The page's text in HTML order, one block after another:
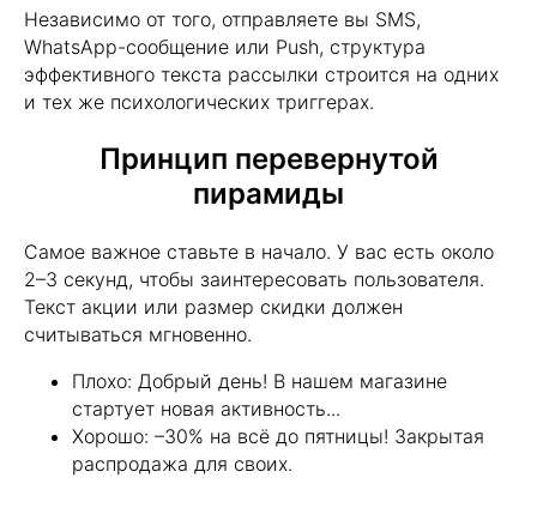
Независимо от того, отправляете вы SMS,
WhatsApp-сообщение или Push, структура
эффективного текста рассылки строится на одних
и тех же психологических триггерах.
Принцип перевернутой
пирамиды
Самое важное ставьте в начало. У вас есть около
2–3 секунд, чтобы заинтересовать пользователя.
Текст акции или размер скидки должен
считываться мгновенно.
Плохо: Добрый день! В нашем магазине
стартует новая активность...
Хорошо: –30% на всё до пятницы! Закрытая
распродажа для своих.